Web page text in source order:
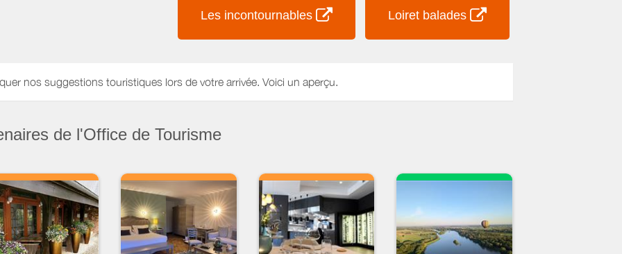
Les incontournables Loiret balades
nos suggestions touristiques lors de votre arrivée. Voici un aperçu.
de l'Office de Tourisme